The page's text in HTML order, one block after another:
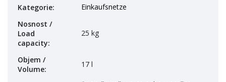
Kategorie:
Einkaufsnetze
Nosnost /
Load
capacity:
25 kg
Objem /
Volume:
17 l